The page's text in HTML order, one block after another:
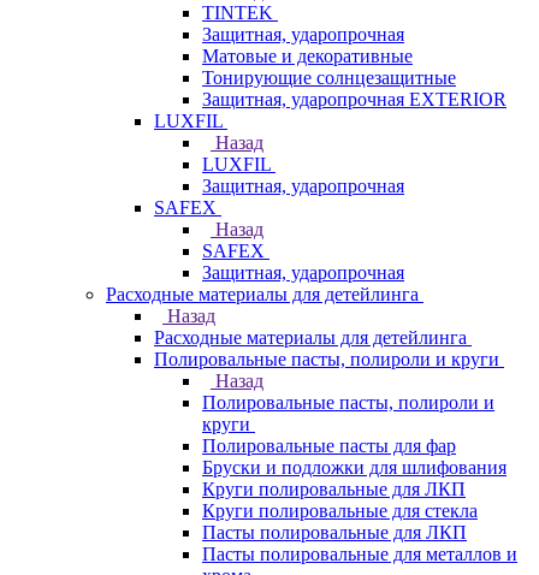
TINTEK
Защитная, ударопрочная
Матовые и декоративные
Тонирующие солнцезащитные
Защитная, ударопрочная EXTERIOR
LUXFIL
Назад
LUXFIL
Защитная, ударопрочная
SAFEX
Назад
SAFEX
Защитная, ударопрочная
Расходные материалы для детейлинга
Назад
Расходные материалы для детейлинга
Полировальные пасты, полироли и круги
Назад
Полировальные пасты, полироли и
круги
Полировальные пасты для фар
Бруски и подложки для шлифования
Круги полировальные для ЛКП
Круги полировальные для стекла
Пасты полировальные для ЛКП
Пасты полировальные для металлов и